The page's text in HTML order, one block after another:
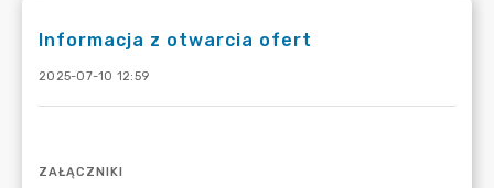
Informacja z otwarcia ofert
2025-07-10 12:59
ZAŁĄCZNIKI